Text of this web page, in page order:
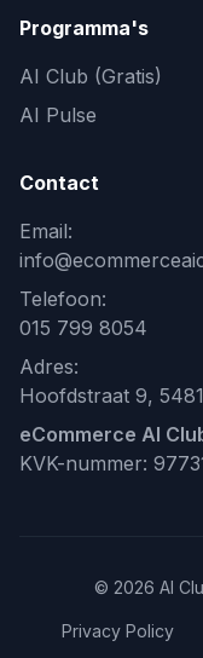
Programma's
AI Club (Gratis)
AI Pulse
Contact
Email:
Telefoon:
015 799 8054
Adres:
Hoofdstraat 9,
eCommerce AI
KVK-nummer:
© 2026 AI
Privacy Policy